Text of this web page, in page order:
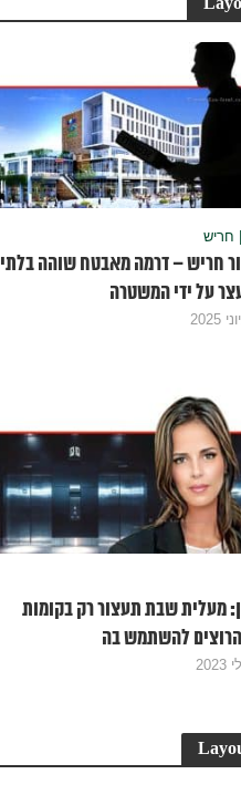
חריש
חריש – דרמה מאבטח שוהה בלתי
על ידי המשטרה
מעלית שבת תעצור רק בקומות
הרוצים להשתמש בה